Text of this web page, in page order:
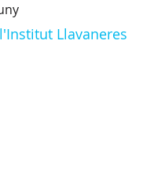
Llavaneres